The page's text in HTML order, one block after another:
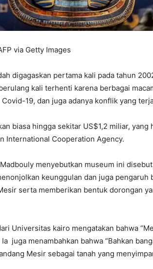
via Getty Images
digagaskan pertama kali pada tahun
kali terhenti karena berbagai
19, dan juga adanya konflik yang
biasa hingga sekitar US$1,2 miliar, yang
International Cooperation Agency.
menyebutkan museum ini
keunggulan dan juga pengaruh
serta memberikan bentuk dorongan
Universitas kairo mengatakan bahwa
juga menambahkan bahwa “Bahkan
Mesir sebagai tanah yang